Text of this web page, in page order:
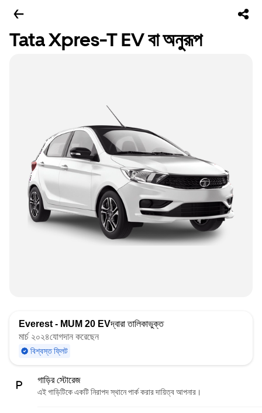
Tata Xpres-T EV বা অনুরূপ
Everest - MUM 20 EVদ্বারা তালিকাভুক্ত
মার্চ ২০২৪যোগদান করেছেন
বিশ্বস্ত ফ্লিট
গাড়ির স্টোরেজ
এই গাড়িটিকে একটি নিরাপদ স্থানে পার্ক করার দায়িত্ব আপনার।